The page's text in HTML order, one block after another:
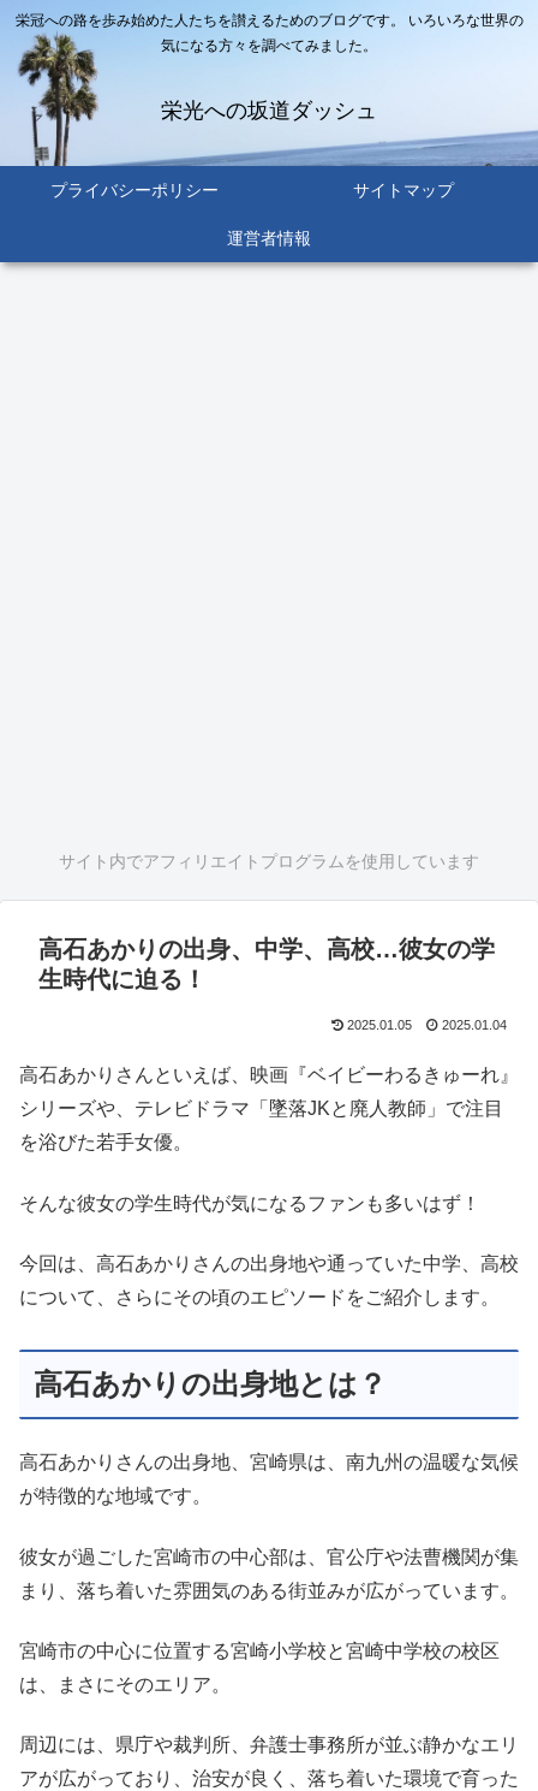
栄冠への路を歩み始めた人たちを讃えるためのブログです。 いろいろな世界の
気になる方々を調べてみました。
栄光への坂道ダッシュ
プライバシーポリシー サイトマップ
運営者情報
サイト内でアフィリエイトプログラムを使用しています
高石あかりの出身、中学、高校…彼女の学
生時代に迫る！
2025.01.05 2025.01.04
高石あかりさんといえば、映画『ベイビーわるきゅーれ』
シリーズや、テレビドラマ「墜落JKと廃人教師」で注目
を浴びた若手女優。
そんな彼女の学生時代が気になるファンも多いはず！
今回は、高石あかりさんの出身地や通っていた中学、高校
について、さらにその頃のエピソードをご紹介します。
高石あかりの出身地とは？
高石あかりさんの出身地、宮崎県は、南九州の温暖な気候
が特徴的な地域です。
彼女が過ごした宮崎市の中心部は、官公庁や法曹機関が集
まり、落ち着いた雰囲気のある街並みが広がっています。
宮崎市の中心に位置する宮崎小学校と宮崎中学校の校区
は、まさにそのエリア。
周辺には、県庁や裁判所、弁護士事務所が並ぶ静かなエリ
アが広がっており、治安が良く、落ち着いた環境で育った